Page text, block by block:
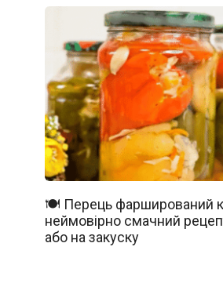
🍽️ Перець фарширований
неймовірно смачний
або на закуску